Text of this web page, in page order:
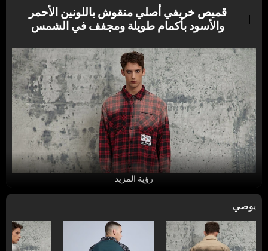
قميص خريفي أصلي منقوش باللونين الأحمر
والأسود بأكمام طويلة ومجفف في الشمس
رؤية المزيد
يوصي